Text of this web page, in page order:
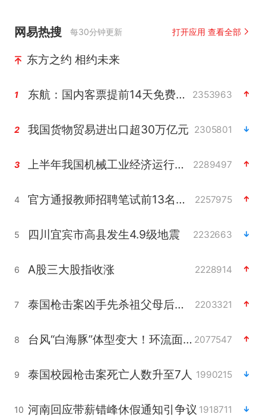
网易热搜 每30分钟更新 打开应用 查看全部
东方之约 相约未来
1 东航：国内客票提前14天免费退改 2353963
2 我国货物贸易进出口超30万亿元 2305801
3 上半年我国机械工业经济运行稳中有进 2289497
4 官方通报教师招聘笔试前13名被淘汰 2257975
5 四川宜宾市高县发生4.9级地震 2232663
6 A股三大股指收涨 2228914
7 泰国枪击案凶手先杀祖父母后行凶 2203321
8 台风“白海豚”体型变大！环流面积接近13个浙江那么大 2077547
9 泰国校园枪击案死亡人数升至7人 1990215
10 河南回应带薪错峰休假通知引争议 1918711